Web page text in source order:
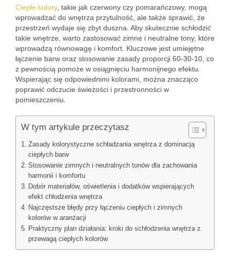
Ciepłe kolory, takie jak czerwony czy pomarańczowy, mogą
wprowadzać do wnętrza przytulność, ale także sprawić, że
przestrzeń wydaje się zbyt duszna. Aby skutecznie schłodzić
takie wnętrze, warto zastosować zimne i neutralne tony, które
wprowadzą równowagę i komfort. Kluczowe jest umiejętne
łączenie barw oraz stosowanie zasady proporcji 60-30-10, co
z pewnością pomoże w osiągnięciu harmonijnego efektu.
Wspierając się odpowiednimi kolorami, można znacząco
poprawić odczucie świeżości i przestronności w
pomieszczeniu.
W tym artykule przeczytasz
Zasady kolorystyczne schładzania wnętrza z dominacją
ciepłych barw
Stosowanie zimnych i neutralnych tonów dla zachowania
harmonii i komfortu
Dobór materiałów, oświetlenia i dodatków wspierających
efekt chłodzenia wnętrza
Najczęstsze błędy przy łączeniu ciepłych i zimnych
kolorów w aranżacji
Praktyczny plan działania: kroki do schłodzenia wnętrza z
przewagą ciepłych kolorów